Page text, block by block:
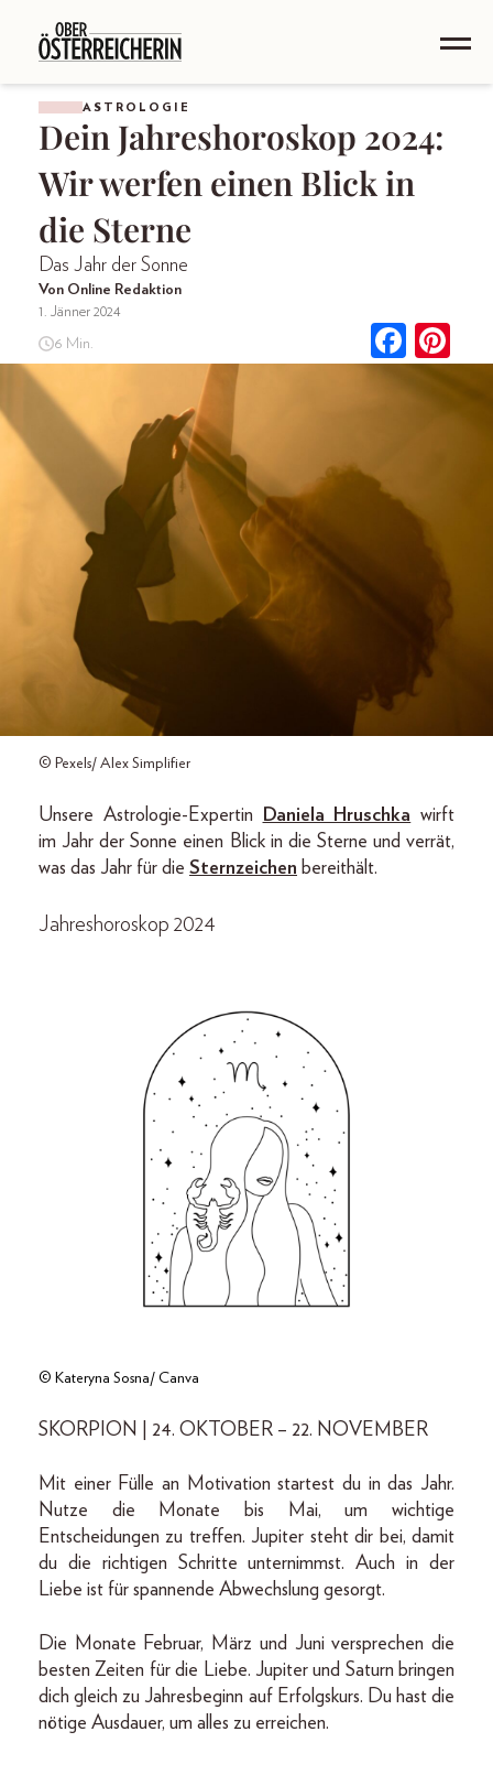
ASTROLOGIE
Dein Jahreshoroskop 2024:
Wir werfen einen Blick in
die Sterne
Das Jahr der Sonne
Von Online Redaktion
1. Jänner 2024
6 Min.
© Pexels/ Alex Simplifier
Unsere Astrologie-Expertin Daniela Hruschka wirft
im Jahr der Sonne einen Blick in die Sterne und verrät,
was das Jahr für die Sternzeichen bereithält.
Jahreshoroskop 2024
© Kateryna Sosna/ Canva
SKORPION | 24. OKTOBER – 22. NOVEMBER
Mit einer Fülle an Motivation startest du in das Jahr.
Nutze die Monate bis Mai, um wichtige
Entscheidungen zu treffen. Jupiter steht dir bei, damit
du die richtigen Schritte unternimmst. Auch in der
Liebe ist für spannende Abwechslung gesorgt.
Die Monate Februar, März und Juni versprechen die
besten Zeiten für die Liebe. Jupiter und Saturn bringen
dich gleich zu Jahresbeginn auf Erfolgskurs. Du hast die
nötige Ausdauer, um alles zu erreichen.